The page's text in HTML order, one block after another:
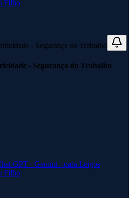
- Segurança do Trabalho
GPT - Gemini - para Leigos